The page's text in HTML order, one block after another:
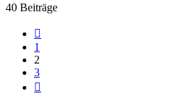
40 Beiträge
1
2
3